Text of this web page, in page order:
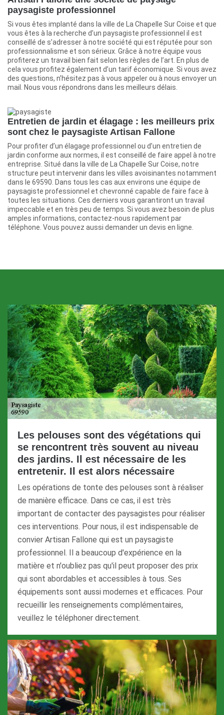
paysagiste professionnel
Si vous êtes implanté dans la ville de La Chapelle Sur Coise et que
vous êtes à la recherche d’un paysagiste professionnel il est
conseillé de s’adresser à notre société qui est réputée pour son
professionnalisme et son sérieux. Grâce à notre équipe vous
profiterez un travail bien fait selon les règles de l’art. En plus de
cela vous profitez également d’un tarif économique. Si vous avez
des questions, n’hésitez pas à vous appeler ou à nous envoyer un
mail. Nous vous répondrons dans les meilleurs délais.
Entretien de jardin et élagage : les meilleurs prix
sont chez le paysagiste Artisan Fallone
Pour profiter d’un élagage professionnel ou d’un entretien de
jardin conforme aux normes, il est conseillé de faire appel à notre
entreprise. Situé dans la ville de La Chapelle Sur Coise, notre
structure peut intervenir dans les villes avoisinantes notamment
dans le 69590. Dans tous les cas aux environs une équipe de
paysagiste professionnel et chevronné capable de faire face à
toutes les situations. Ces derniers vous garantiront un travail
impeccable et en très peu de temps. Si vous avez besoin de plus
amples informations, contactez-nous rapidement par
téléphone. Vous pouvez aussi demander un devis en ligne.
Les pelouses sont des végétations qui
se rencontrent très souvent au niveau
des jardins. Il est nécessaire de les
entretenir. Il est alors nécessaire
Les opérations de tonte des pelouses sont à réaliser
de manière efficace. Dans ce cas, il est très
important de contacter des paysagistes pour réaliser
ces interventions. Pour nous, il est indispensable de
convier Artisan Fallone qui est un paysagiste
professionnel. Il a beaucoup d'expérience en la
matière et n'oubliez pas qu'il peut proposer des prix
qui sont abordables et accessibles à tous. Ses
équipements sont aussi modernes et efficaces. Pour
recueillir les renseignements complémentaires,
veuillez le téléphoner directement.